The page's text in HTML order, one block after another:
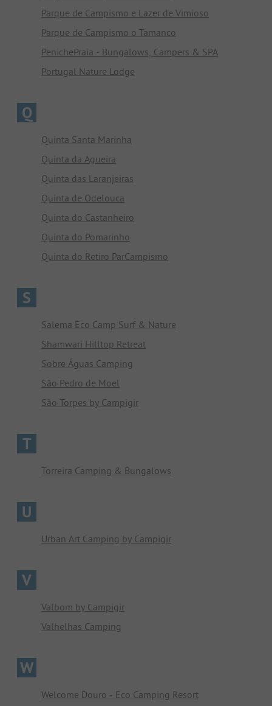
Parque de Campismo e Lazer de Vimioso
Parque de Campismo o Tamanco
PenichePraia - Bungalows, Campers & SPA
Portugal Nature Lodge
Q
Quinta Santa Marinha
Quinta da Agueira
Quinta das Laranjeiras
Quinta de Odelouca
Quinta do Castanheiro
Quinta do Pomarinho
Quinta do Retiro ParCampismo
S
Salema Eco Camp Surf & Nature
Shamwari Hilltop Retreat
Sobre Águas Camping
São Pedro de Moel
São Torpes by Campigir
T
Torreira Camping & Bungalows
U
Urban Art Camping by Campigir
V
Valbom by Campigir
Valhelhas Camping
W
Welcome Douro - Eco Camping Resort